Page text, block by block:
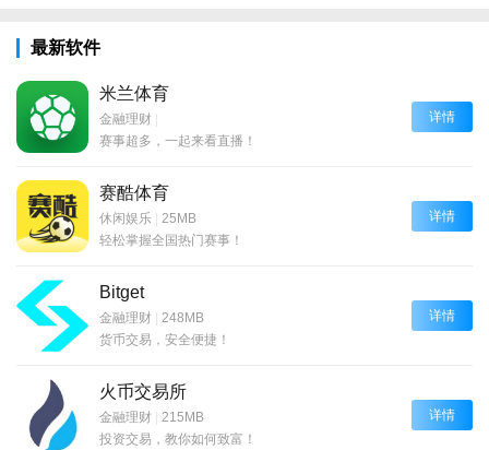
最新软件
米兰体育
金融理财 |
赛事超多，一起来看直播！
详情
赛酷体育
休闲娱乐 | 25MB
轻松掌握全国热门赛事！
详情
Bitget
金融理财 | 248MB
货币交易，安全便捷！
详情
火币交易所
金融理财 | 215MB
投资交易，教你如何致富！
详情